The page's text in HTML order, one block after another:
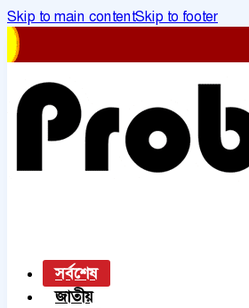
Skip to main contentSkip to footer
সর্বশেষ
জাতীয়